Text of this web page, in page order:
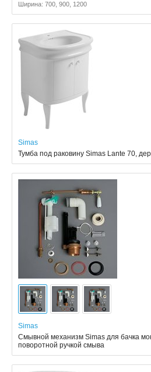
Ширина: 700, 900, 1200
Simas
Тумба под раковину Simas Lante 70,
Simas
Смывной механизм Simas для бачка
поворотной ручкой смыва